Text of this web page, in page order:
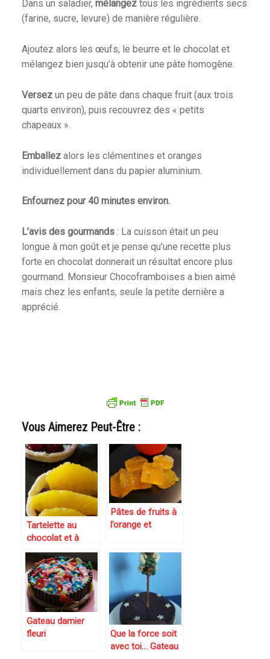
Dans un saladier, mélangeztous les ingrédients secs
(farine, sucre, levure) de manière régulière.
Ajoutez alors les œufs, le beurre et le chocolat et
mélangez bien jusqu’à obtenir une pâte homogène.
Versezun peu de pâte dans chaque fruit (aux trois
quarts environ), puis recouvrez des « petits
chapeaux ».
Emballezalors les clémentines et oranges
individuellement dans du papier aluminium.
Enfournez pour 40 minutes environ.
L’avis des gourmands: La cuisson était un peu
longue à mon goût et je pense qu’une recette plus
forte en chocolat donnerait un résultat encore plus
gourmand. Monsieur Chocoframboises a bien aimé
mais chez les enfants, seule la petite dernière a
apprécié.
Vous Aimerez Peut-Être :
Tartelette au
chocolat et à
l’orange au sirop
épicé
Pâtes de fruits à
l’orange et
Gateau damier
fleuri
Que la force soit
avec toi… Gateau